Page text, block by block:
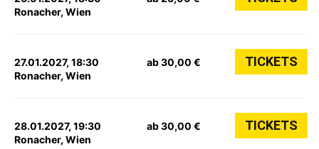
Ronacher, Wien
27.01.2027, 18:30
Ronacher, Wien
ab 30,00 € TICKETS
28.01.2027, 19:30
Ronacher, Wien
ab 30,00 € TICKETS